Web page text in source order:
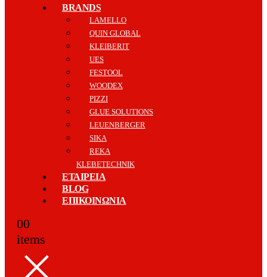
BRANDS
LAMELLO
QUIN GLOBAL
KLEIBERIT
UES
FESTOOL
WOODEX
PIZZI
GLUE SOLUTIONS
LEUENBERGER
SIKA
REKA
KLEBETECHNIK
ΕΤΑΙΡΕΙΑ
BLOG
ΕΠΙΚΟΙΝΩΝΙΑ
00
items